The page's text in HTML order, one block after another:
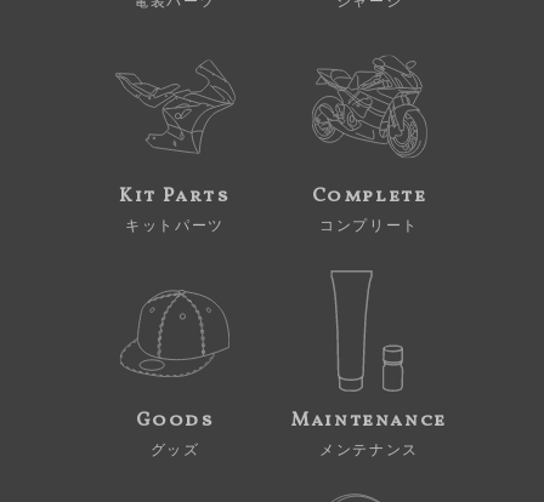
Kit Parts
キットパーツ
Complete
コンプリート
Goods
グッズ
Maintenance
メンテナンス